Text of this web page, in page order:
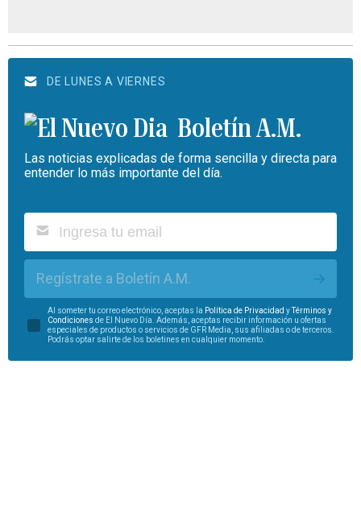
DE LUNES A VIERNES
Boletín A.M.
Las noticias explicadas de forma sencilla y directa para
entender lo más importante del día.
Regístrate a Boletín A.M.
Al someter tu correo electrónico, aceptas la Política de Privacidad yTérminos y
Condiciones de El Nuevo Día. Además, aceptas recibir información u ofertas
especiales de productos o servicios de GFR Media, sus afiliadas o de terceros.
Podrás optar salirte de los boletines en cualquier momento.